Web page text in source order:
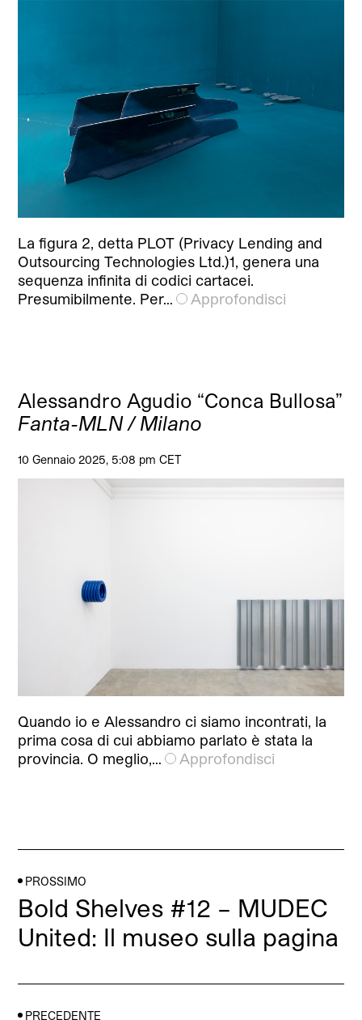
La figura 2, detta PLOT (Privacy Lending and
Outsourcing Technologies Ltd.)1, genera una
sequenza infinita di codici cartacei.
Presumibilmente. Per…
Approfondisci
Alessandro Agudio “Conca Bullosa”
Fanta-MLN / Milano
10 Gennaio 2025, 5:08 pm CET
Quando io e Alessandro ci siamo incontrati, la
prima cosa di cui abbiamo parlato è stata la
provincia. O meglio,…
Approfondisci
PROSSIMO
Bold Shelves #12 – MUDEC
United: Il museo sulla pagina
PRECEDENTE